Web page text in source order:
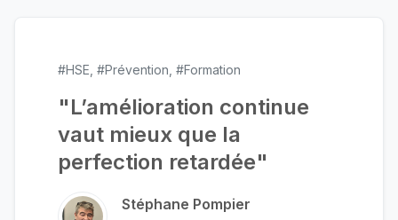
#HSE, #Prévention, #Formation
"L’amélioration continue
vaut mieux que la
perfection retardée"
Stéphane Pompier